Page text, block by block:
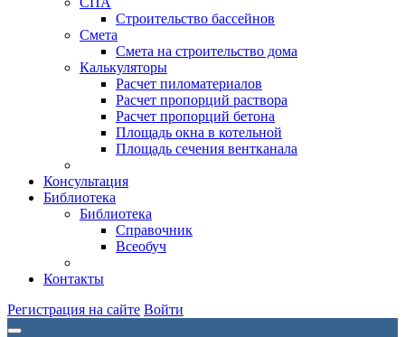
Строительство бассейнов
Смета
Смета на строительство дома
Калькуляторы
Расчет пиломатериалов
Расчет пропорций раствора
Расчет пропорций бетона
Площадь окна в котельной
Площадь сечения вентканала
Консультация
Библиотека
Библиотека
Справочник
Всеобуч
Контакты
Регистрация на сайте Войти